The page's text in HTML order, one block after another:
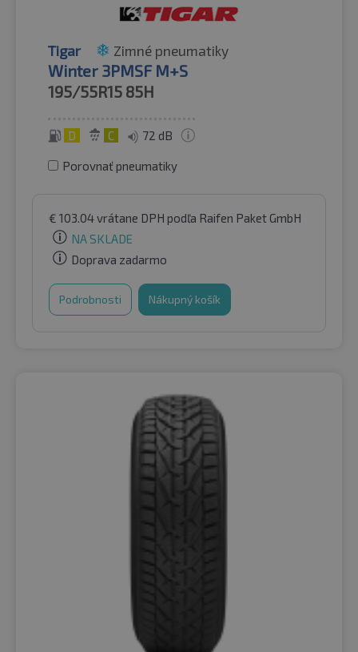
Tigar Zimné pneumatiky
Winter 3PMSF M+S
195/55R15 85H
D C 72 dB
Porovnať pneumatiky
€ 103.04vrátane DPH podľa Raifen Paket GmbH
NA SKLADE
Doprava zadarmo
Podrobnosti Nákupný košík